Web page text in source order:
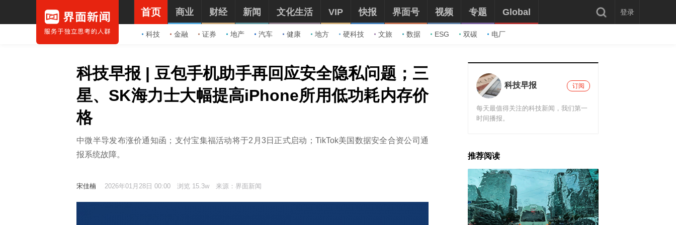
首页
科技 金融 证券 地产 汽车 健康 地方 硬科技 文旅 数据 ESG 双碳 电厂
商业 财经 新闻 文化生活 VIP 快报 界面号 视频 专题 Global 登录
科技早报 | 豆包手机助手再回应安全隐私问题；三
星、SK海力士大幅提高iPhone所用低功耗内存价
格
中微半导发布涨价通知函；支付宝集福活动将于2月3日正式启动；TikTok美国数据安全合资公司通
报系统故障。
宋佳楠 2026年01月28日 00:00 浏览 15.3w 来源：界面新闻
科技早报 订阅
每天最值得关注的科技新闻，我们第一
时间播报。
推荐阅读